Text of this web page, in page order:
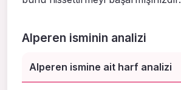
Alperen isminin analizi
Alperen ismine ait harf analizi